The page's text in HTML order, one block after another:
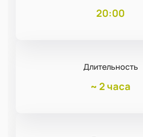
20:00
Длительность
~ 2 часа